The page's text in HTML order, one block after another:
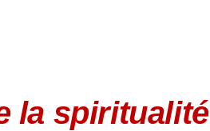
la spiritualité